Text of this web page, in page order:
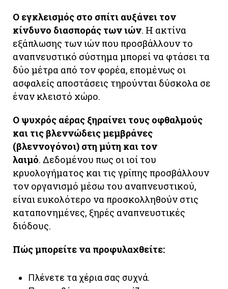
Ο εγκλεισμός στο σπίτι αυξάνει τον
κίνδυνο διασποράς των ιών. Η ακτίνα
εξάπλωσης των ιών που προσβάλλουν το
αναπνευστικό σύστημα μπορεί να φτάσει τα
δύο μέτρα από τον φορέα, επομένως οι
ασφαλείς αποστάσεις τηρούνται δύσκολα σε
έναν κλειστό χώρο.
Ο ψυχρός αέρας ξηραίνει τους οφθαλμούς
και τις βλεννώδεις μεμβράνες
(βλεννογόνοι) στη μύτη και τον
λαιμό. Δεδομένου πως οι ιοί του
κρυολογήματος και τις γρίπης προσβάλλουν
τον οργανισμό μέσω του αναπνευστικού,
είναι ευκολότερο να προσκολληθούν στις
καταπονημένες, ξηρές αναπνευστικές
διόδους.
Πώς μπορείτε να προφυλαχθείτε:
Πλένετε τα χέρια σας συχνά.